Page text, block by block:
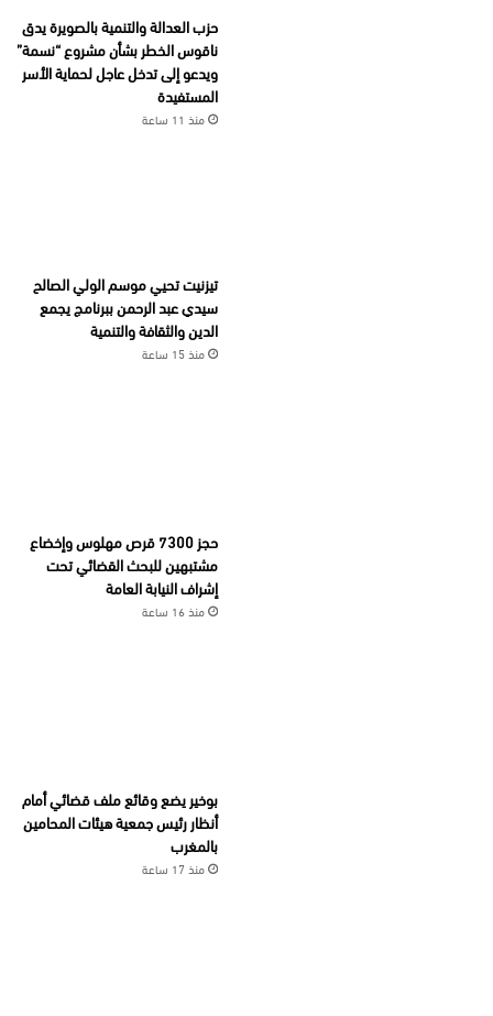
حزب العدالة والتنمية بالصويرة يدق
ناقوس الخطر بشأن مشروع “نسمة”
ويدعو إلى تدخل عاجل لحماية الأسر
المستفيدة
منذ 11 ساعة
تيزنيت تحيي موسم الولي الصالح
سيدي عبد الرحمن ببرنامج يجمع
الدين والثقافة والتنمية
منذ 15 ساعة
حجز 7300 قرص مهلوس وإخضاع
مشتبهين للبحث القضائي تحت
إشراف النيابة العامة
منذ 16 ساعة
بوخير يضع وقائع ملف قضائي أمام
أنظار رئيس جمعية هيئات المحامين
بالمغرب
منذ 17 ساعة